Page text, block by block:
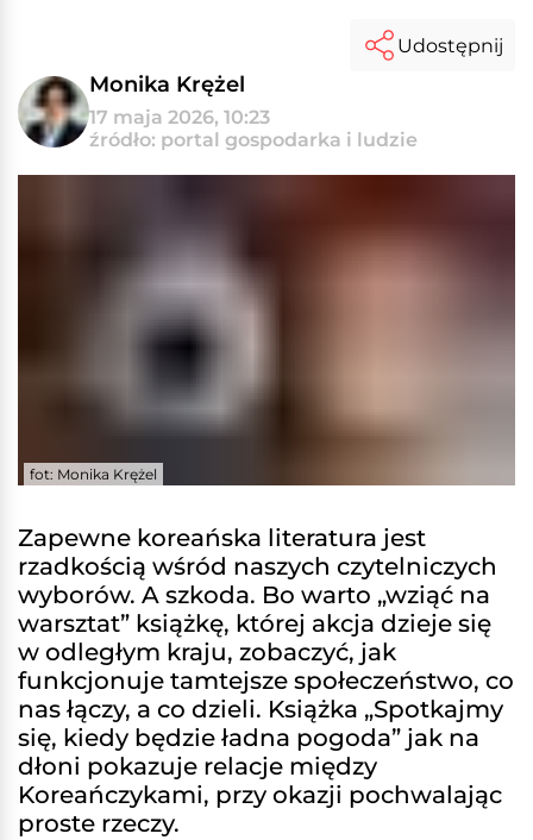
Monika Krężel
17 maja 2026, 10:23
źródło: portal gospodarka i ludzie
Udostępnij
fot: Monika Krężel
Zapewne koreańska literatura jest
rzadkością wśród naszych czytelniczych
wyborów. A szkoda. Bo warto „wziąć na
warsztat” książkę, której akcja dzieje się
w odległym kraju, zobaczyć, jak
funkcjonuje tamtejsze społeczeństwo, co
nas łączy, a co dzieli. Książka „Spotkajmy
się, kiedy będzie ładna pogoda” jak na
dłoni pokazuje relacje między
Koreańczykami, przy okazji pochwalając
proste rzeczy.